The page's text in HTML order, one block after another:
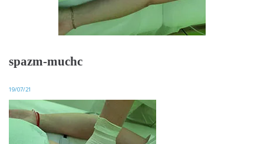
spazm-muchc
19/07/21